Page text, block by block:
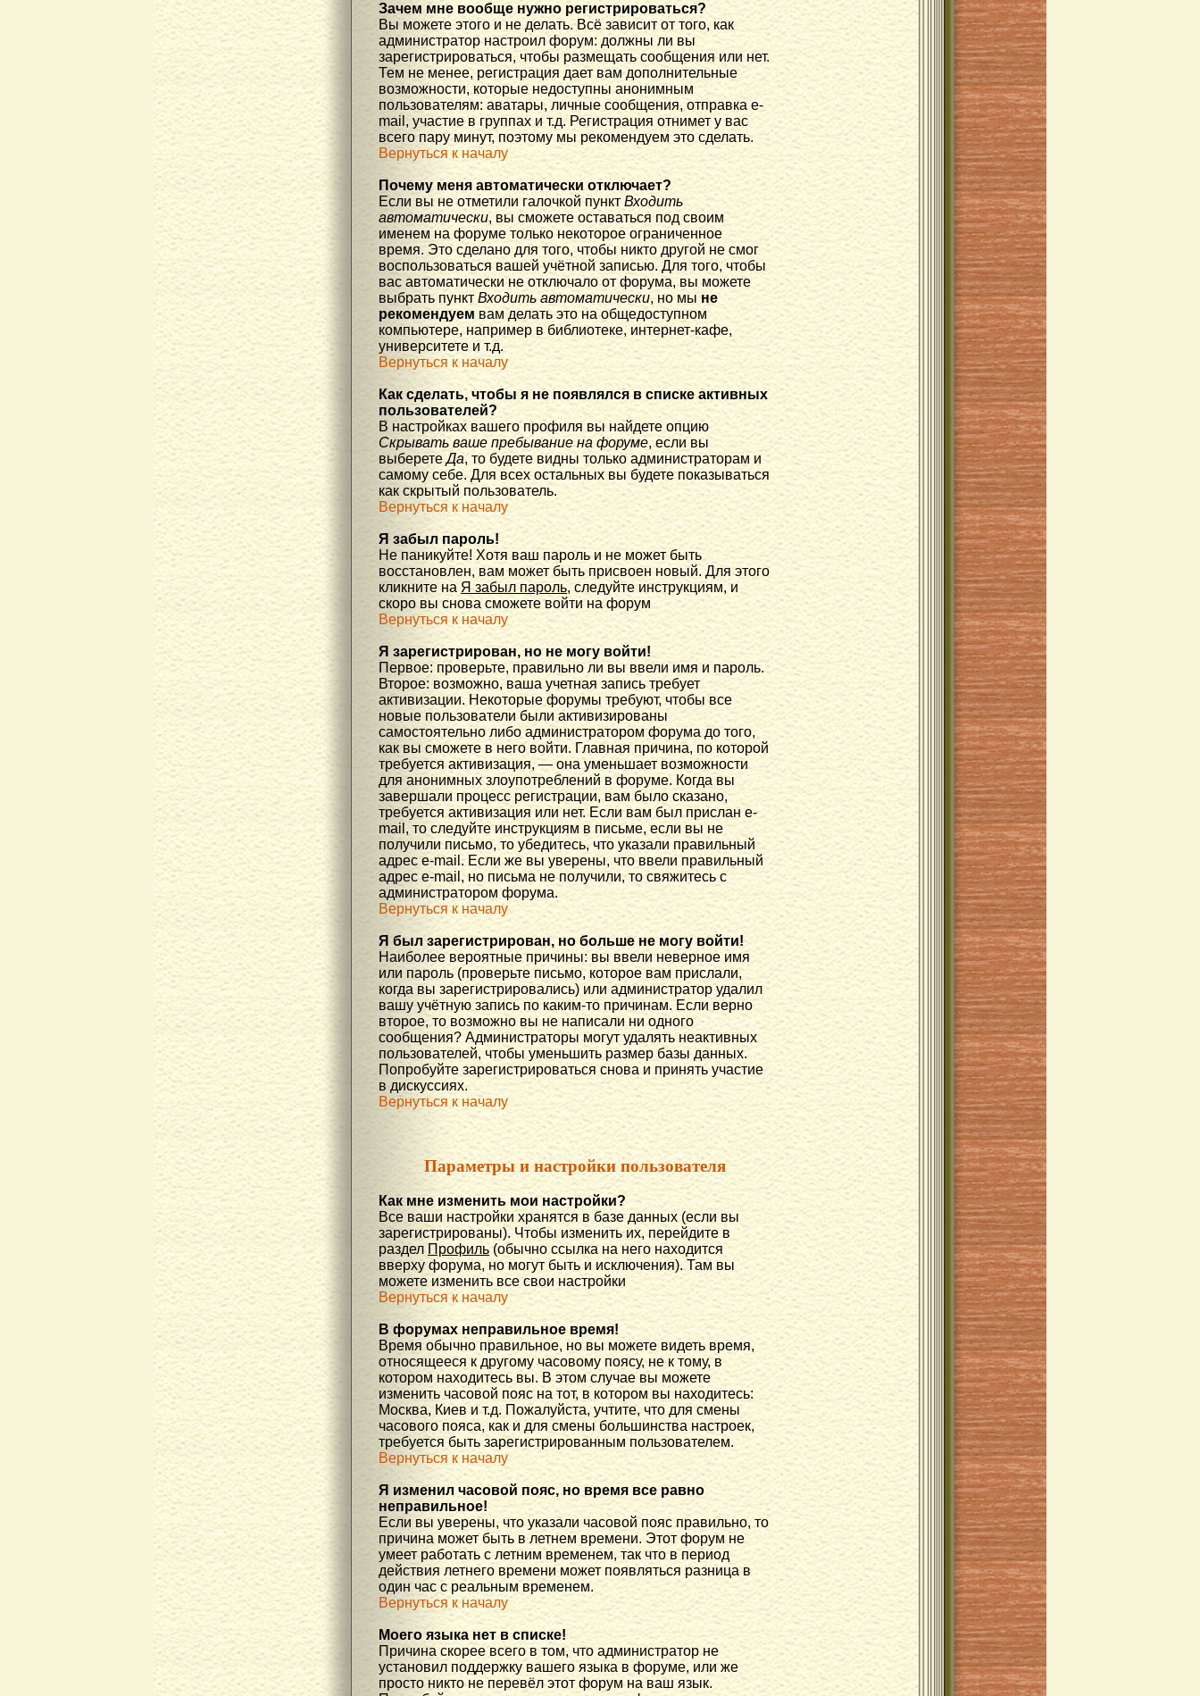
Зачем мне вообще нужно регистрироваться?
Вы можете этого и не делать. Всё зависит от того, как
администратор настроил форум: должны ли вы
зарегистрироваться, чтобы размещать сообщения или нет.
Тем не менее, регистрация дает вам дополнительные
возможности, которые недоступны анонимным
пользователям: аватары, личные сообщения, отправка e-
mail, участие в группах и т.д. Регистрация отнимет у вас
всего пару минут, поэтому мы рекомендуем это сделать.
Вернуться к началу
Почему меня автоматически отключает?
Если вы не отметили галочкой пунктВходить
автоматически, вы сможете оставаться под своим
именем на форуме только некоторое ограниченное
время. Это сделано для того, чтобы никто другой не смог
воспользоваться вашей учётной записью. Для того, чтобы
вас автоматически не отключало от форума, вы можете
выбрать пунктВходить автоматически, но мыне
рекомендуем вам делать это на общедоступном
компьютере, например в библиотеке, интернет-кафе,
университете и т.д.
Вернуться к началу
Как сделать, чтобы я не появлялся в списке активных
пользователей?
В настройках вашего профиля вы найдете опцию
Скрывать ваше пребывание на форуме, если вы
выберетеДа, то будете видны только администраторам и
самому себе. Для всех остальных вы будете показываться
как скрытый пользователь.
Вернуться к началу
Я забыл пароль!
Не паникуйте! Хотя ваш пароль и не может быть
восстановлен, вам может быть присвоен новый. Для этого
кликните на Я забыл пароль, следуйте инструкциям, и
скоро вы снова сможете войти на форум
Вернуться к началу
Я зарегистрирован, но не могу войти!
Первое: проверьте, правильно ли вы ввели имя и пароль.
Второе: возможно, ваша учетная запись требует
активизации. Некоторые форумы требуют, чтобы все
новые пользователи были активизированы
самостоятельно либо администратором форума до того,
как вы сможете в него войти. Главная причина, по которой
требуется активизация, — она уменьшает возможности
для анонимных злоупотреблений в форуме. Когда вы
завершали процесс регистрации, вам было сказано,
требуется активизация или нет. Если вам был прислан e-
mail, то следуйте инструкциям в письме, если вы не
получили письмо, то убедитесь, что указали правильный
адрес e-mail. Если же вы уверены, что ввели правильный
адрес e-mail, но письма не получили, то свяжитесь с
администратором форума.
Вернуться к началу
Я был зарегистрирован, но больше не могу войти!
Наиболее вероятные причины: вы ввели неверное имя
или пароль (проверьте письмо, которое вам прислали,
когда вы зарегистрировались) или администратор удалил
вашу учётную запись по каким-то причинам. Если верно
второе, то возможно вы не написали ни одного
сообщения? Администраторы могут удалять неактивных
пользователей, чтобы уменьшить размер базы данных.
Попробуйте зарегистрироваться снова и принять участие
в дискуссиях.
Вернуться к началу
Параметры и настройки пользователя
Как мне изменить мои настройки?
Все ваши настройки хранятся в базе данных (если вы
зарегистрированы). Чтобы изменить их, перейдите в
раздел Профиль(обычно ссылка на него находится
вверху форума, но могут быть и исключения). Там вы
можете изменить все свои настройки
Вернуться к началу
В форумах неправильное время!
Время обычно правильное, но вы можете видеть время,
относящееся к другому часовому поясу, не к тому, в
котором находитесь вы. В этом случае вы можете
изменить часовой пояс на тот, в котором вы находитесь:
Москва, Киев и т.д. Пожалуйста, учтите, что для смены
часового пояса, как и для смены большинства настроек,
требуется быть зарегистрированным пользователем.
Вернуться к началу
Я изменил часовой пояс, но время все равно
неправильное!
Если вы уверены, что указали часовой пояс правильно, то
причина может быть в летнем времени. Этот форум не
умеет работать с летним временем, так что в период
действия летнего времени может появляться разница в
один час с реальным временем.
Вернуться к началу
Моего языка нет в списке!
Причина скорее всего в том, что администратор не
установил поддержку вашего языка в форуме, или же
просто никто не перевёл этот форум на ваш язык.